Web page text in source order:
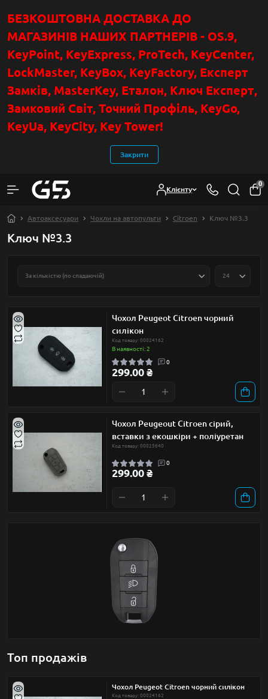
БЕЗКОШТОВНА ДОСТАВКА ДО
МАГАЗИНІВ НАШИХ ПАРТНЕРІВ - OS.9,
KeyPoint, KeyExpress, ProTech, KeyCenter,
LockMaster, KeyBox, KeyFactory, Експерт
Замків, MasterKey, Еталон, Ключ Експерт,
Замковий Світ, Точний Профіль, KeyGo,
KeyUa, KeyCity, Key Tower!
Закрити
Клієнту
0
Автоаксесуари Чохли на автопульти Citroen Ключ №3.3
Ключ №3.3
Чохол Peugeot Citroen чорний
силікон
Код товару: 00024162
В наявності: 2
0
299.00 ₴
Чохол Peugeout Citroen сірий,
вставки з екошкіри + поліуретан
Код товару: 00025640
0
299.00 ₴
Топ продажів
Чохол Peugeot Citroen чорний силікон
Код товару: 00024162